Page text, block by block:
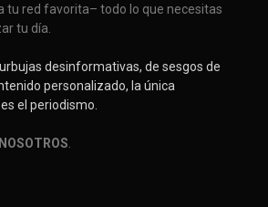
tu red favorita– todo lo que necesitas
tu día.
desinformativas, de sesgos de
personalizado, la única
el periodismo.